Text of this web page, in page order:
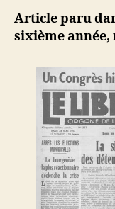
Article paru
sixième année,